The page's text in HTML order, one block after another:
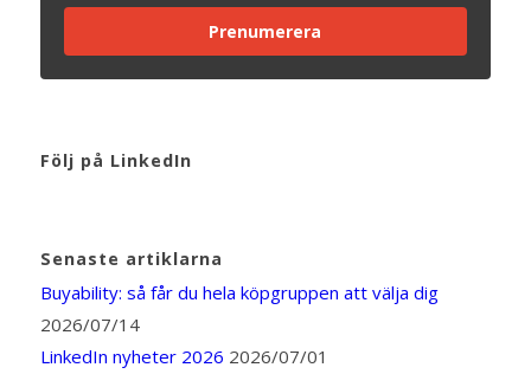
Prenumerera
Följ på LinkedIn
Senaste artiklarna
Buyability: så får du hela köpgruppen att välja dig
2026/07/14
LinkedIn nyheter 2026 2026/07/01